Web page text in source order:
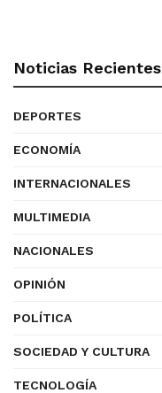
Noticias Recientes
DEPORTES
ECONOMÍA
INTERNACIONALES
MULTIMEDIA
NACIONALES
OPINIÓN
POLÍTICA
SOCIEDAD Y CULTURA
TECNOLOGÍA